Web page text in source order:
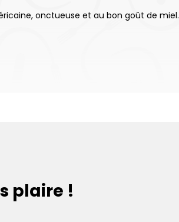
onctueuse et au bon goût de miel.
plaire !